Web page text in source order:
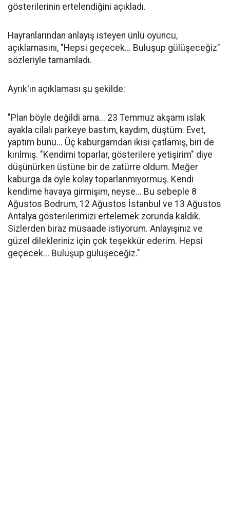
gösterilerinin ertelendiğini açıkladı.
Hayranlarından anlayış isteyen ünlü oyuncu,
açıklamasını, "Hepsi geçecek... Buluşup gülüşeceğiz"
sözleriyle tamamladı.
Ayrık'ın açıklaması şu şekilde:
"Plan böyle değildi ama... 23 Temmuz akşamı ıslak
ayakla cilalı parkeye bastım, kaydım, düştüm. Evet,
yaptım bunu... Üç kaburgamdan ikisi çatlamış, biri de
kırılmış. "Kendimi toparlar, gösterilere yetişirim" diye
düşünürken üstüne bir de zatürre oldum. Meğer
kaburga da öyle kolay toparlanmıyormuş. Kendi
kendime havaya girmişim, neyse... Bu sebeple 8
Ağustos Bodrum, 12 Ağustos İstanbul ve 13 Ağustos
Antalya gösterilerimizi ertelemek zorunda kaldık.
Sizlerden biraz müsaade istiyorum. Anlayışınız ve
güzel dilekleriniz için çok teşekkür ederim. Hepsi
geçecek... Buluşup gülüşeceğiz."